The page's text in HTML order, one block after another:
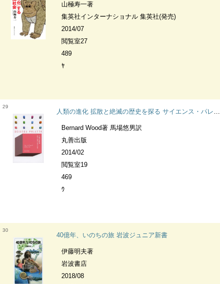
山極寿一著
集英社インターナショナル 集英社(発売)
2014/07
閲覧室27
489
ﾔ
29
人類の進化 拡散と絶滅の歴史を探る サイエンス・パレット
Bernard Wood著 馬場悠男訳
丸善出版
2014/02
閲覧室19
469
ｳ
30
40億年、いのちの旅 岩波ジュニア新書
伊藤明夫著
岩波書店
2018/08